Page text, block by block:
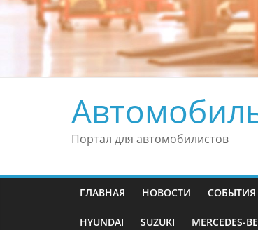
Портал для автомобилистов
ГЛАВНАЯ НОВОСТИ СОБЫТИЯ
HYUNDAI SUZUKI MERCEDES-